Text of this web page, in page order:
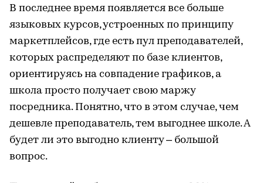
В последнее время появляется все больше
языковых курсов, устроенных по принципу
маркетплейсов, где есть пул преподавателей,
которых распределяют по базе клиентов,
ориентируясь на совпадение графиков, а
школа просто получает свою маржу
посредника. Понятно, что в этом случае, чем
дешевле преподаватель, тем выгоднее школе. А
будет ли это выгодно клиенту – большой
вопрос.